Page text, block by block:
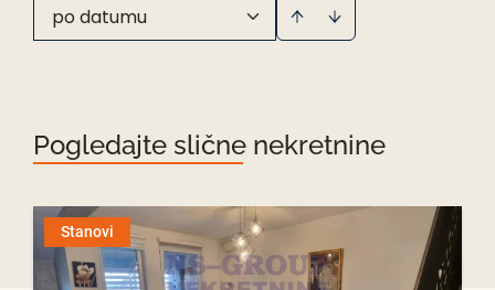
po datumu
Pogledajte slične nekretnine
Stanovi